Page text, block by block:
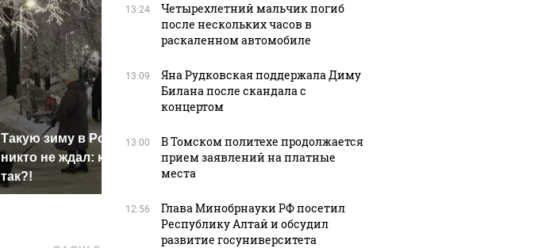
Такую зиму в России
никто не ждал: как
так?!
Как выглядит место
крушение вертолета на
Кавказе: смотреть
Не ешьте эту
готовую еду из
13:24
Четырехлетний мальчик погиб
после нескольких часов в
раскаленном автомобиле
13:09
Яна Рудковская поддержала Диму
Билана после скандала с
концертом
13:00
В Томском политехе продолжается
прием заявлений на платные
места
12:56
Глава Минобрнауки РФ посетил
Республику Алтай и обсудил
развитие госуниверситета